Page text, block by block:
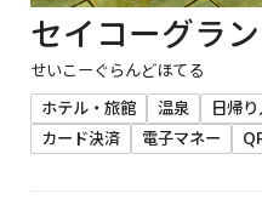
セイコーグラ
せいこーぐらんどほてる
ホテル・旅館
温泉 日帰
カード決済
電子マネー